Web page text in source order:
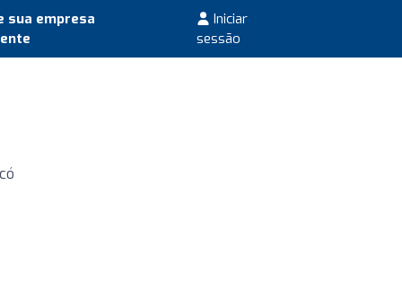
sua empresa
Iniciar
sessão